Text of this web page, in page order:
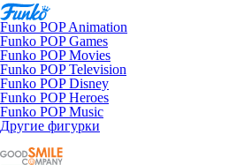
Funko POP Animation
Funko POP Games
Funko POP Movies
Funko POP Television
Funko POP Disney
Funko POP Heroes
Funko POP Music
Другие фигурки